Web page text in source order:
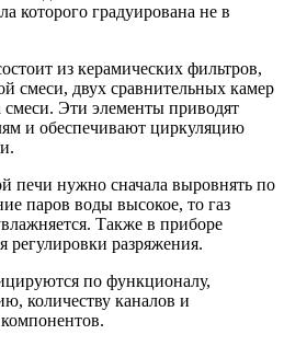
которого градуирована не в
из керамических фильтров,
смеси, двух сравнительных камер
смеси. Эти элементы приводят
и обеспечивают циркуляцию
печи нужно сначала выровнять по
паров воды высокое, то газ
Также в приборе
регулировки разряжения.
по функционалу,
количеству каналов и